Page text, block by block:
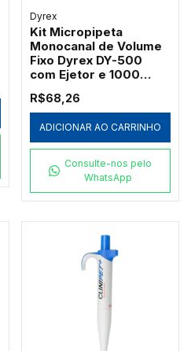
Dyrex
Kit Micropipeta
Monocanal de Volume
Fixo Dyrex DY-500
com Ejetor e 1000
Redplast 500µL
R$68,26
ADICIONAR AO CARRINHO
Consulte-nos pelo
WhatsApp